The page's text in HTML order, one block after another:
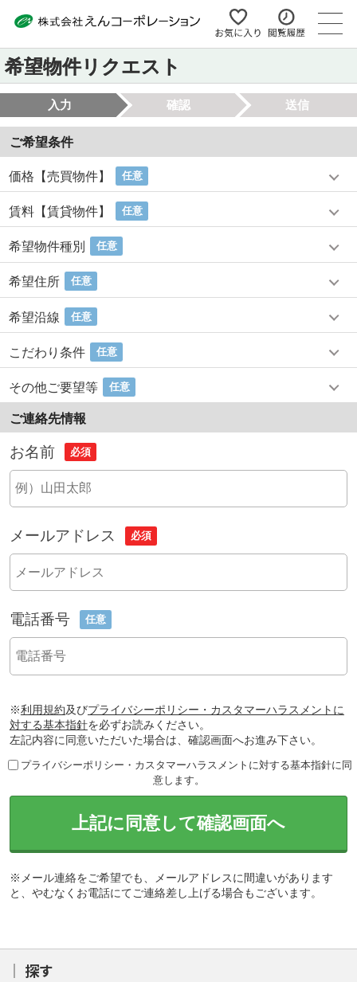
希望物件リクエスト
入力 確認 送信
ご希望条件
価格【売買物件】 任意
賃料【賃貸物件】 任意
希望物件種別 任意
希望住所 任意
希望沿線 任意
こだわり条件 任意
その他ご要望等 任意
ご連絡先情報
お名前 必須
メールアドレス 必須
電話番号 任意
※利用規約及びプライバシーポリシー・カスタマーハラスメントに
対する基本指針を必ずお読みください。
左記内容に同意いただいた場合は、確認画面へお進み下さい。
プライバシーポリシー・カスタマーハラスメントに対する基本指針に同
意します。
上記に同意して確認画面へ
※メール連絡をご希望でも、メールアドレスに間違いがあります
と、やむなくお電話にてご連絡差し上げる場合もございます。
探す